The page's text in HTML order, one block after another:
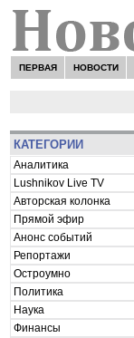
ПЕРВАЯ НОВОСТИ
КАТЕГОРИИ
Аналитика
Lushnikov Live TV
Авторская колонка
Прямой эфир
Анонс событий
Репортажи
Остроумно
Политика
Наука
Финансы